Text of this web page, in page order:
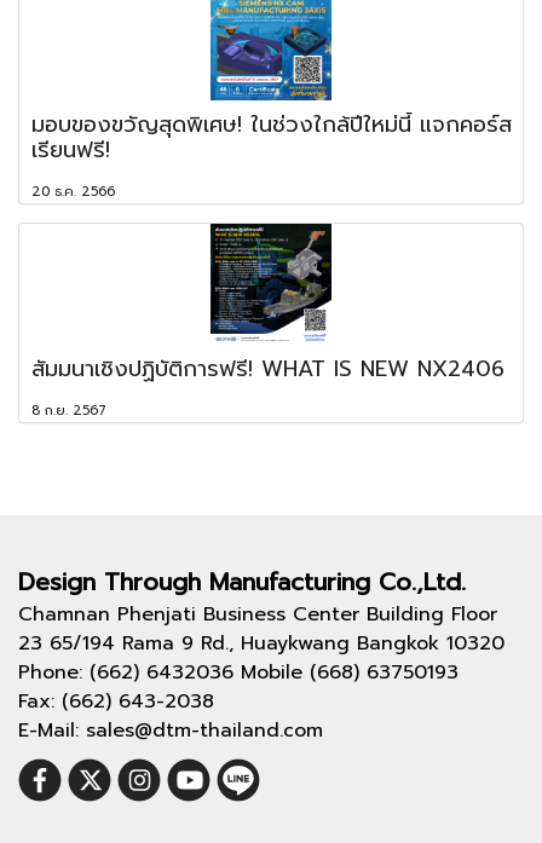
มอบของขวัญสุดพิเศษ! ในช่วงใกล้ปีใหม่นี้ แจกคอร์ส
เรียนฟรี!
20 ธ.ค. 2566
สัมมนาเชิงปฏิบัติการฟรี! WHAT IS NEW NX2406
8 ก.ย. 2567
Design Through Manufacturing Co.,Ltd.
Chamnan Phenjati Business Center Building Floor
23 65/194 Rama 9 Rd., Huaykwang Bangkok 10320
Phone: (662) 6432036 Mobile (668) 63750193
Fax: (662) 643-2038
E-Mail: sales@dtm-thailand.com